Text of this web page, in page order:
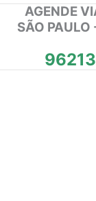
AGENDE
SÃO